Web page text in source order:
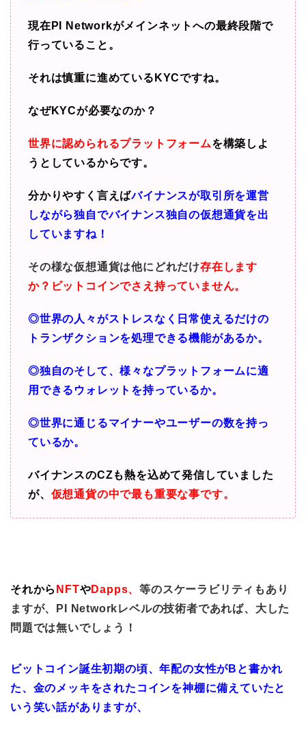
現在PI Networkがメインネットへの最終段階で
行っていること。
それは慎重に進めているKYCですね。
なぜKYCが必要なのか？
世界に認められるプラットフォームを構築しよ
うとしているからです。
分かりやすく言えばバイナンスが取引所を運営
しながら独自でバイナンス独自の仮想通貨を出
していますね！
その様な仮想通貨は他にどれだけ存在します
か？ ビットコインでさえ持っていません。
◎世界の人々がストレスなく日常使えるだけの
トランザクションを処理できる機能があるか。
◎独自のそして、様々なプラットフォームに適
用できるウォレットを持っているか。
◎世界に通じるマイナーやユーザーの数を持っ
ているか。
バイナンスのCZも熱を込めて発信していました
が、 仮想通貨の中で最も重要な事です。
それから NFTやDapps、等のスケーラビリティもあり
ますが、PI Networkレベルの技術者であれば、大した
問題では無いでしょう！
ビットコイン誕生初期の頃、年配の女性がBと書かれ
た、金のメッキをされたコインを神棚に備えていたと
いう笑い話がありますが、